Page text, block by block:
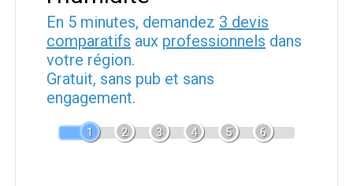
En 5 minutes, demandez 3 devis
comparatifs aux professionnels dans
votre région.
Gratuit, sans pub et sans
engagement.
1 2 3 4 5 6